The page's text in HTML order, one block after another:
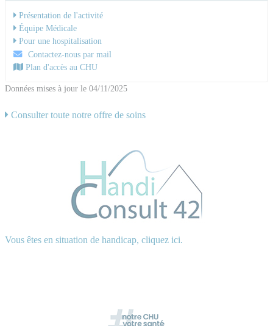
Présentation de l'activité
Équipe Médicale
Pour une hospitalisation
Contactez-nous par mail
Plan d'accès au CHU
Données mises à jour le 04/11/2025
Consulter toute notre offre de soins
Vous êtes en situation de handicap, cliquez ici.